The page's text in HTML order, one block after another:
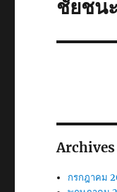
เรื่อง
ไป:
ชัยชน
Archives
กรกฎาคม